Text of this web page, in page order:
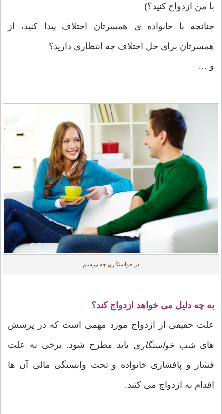
با من ازدواج کنید؟)
چنانچه با خانواده ی همسرتان اختلاف پیدا کنید، از
همسرتان برای حل اختلاف چه انتظاری دارید؟
و …
در خواستگاری چه بپرسیم
به چه دلیل می خواهد ازدواج کند؟
علت حقیقی از ازدواج مورد مهمی است که در پرسش
های شب خواستگاری باید مطرح شود. برخی به علت
فشار و پافشاری خانواده و تحت وابستگی مالی آن ها
اقدام به ازدواج می کنند.